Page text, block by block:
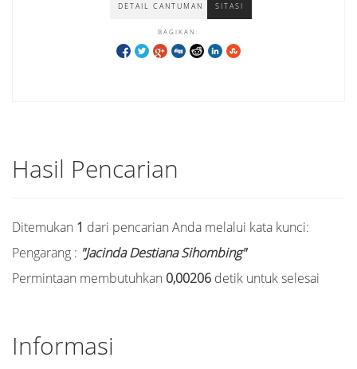
DETAIL CANTUMAN SITASI
BAGIKAN:
Hasil Pencarian
Ditemukan 1 dari pencarian Anda melalui kata kunci:
Pengarang : "Jacinda Destiana Sihombing"
Permintaan membutuhkan 0,00206 detik untuk selesai
Informasi